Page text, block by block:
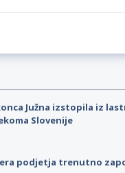
Južna izstopila iz
Slovenije
podjetja trenutno